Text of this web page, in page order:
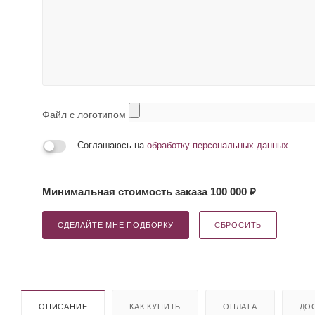
Файл с логотипом
Соглашаюсь на обработку персональных данных
Минимальная стоимость заказа 100 000 ₽
СДЕЛАЙТЕ МНЕ ПОДБОРКУ СБРОСИТЬ
ОПИСАНИЕ КАК КУПИТЬ ОПЛАТА